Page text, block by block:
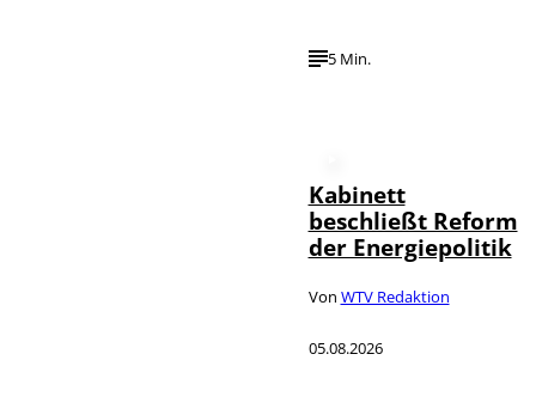
5 Min.
Kabinett
beschließt Reform
der Energiepolitik
Von WTV Redaktion
05.08.2026